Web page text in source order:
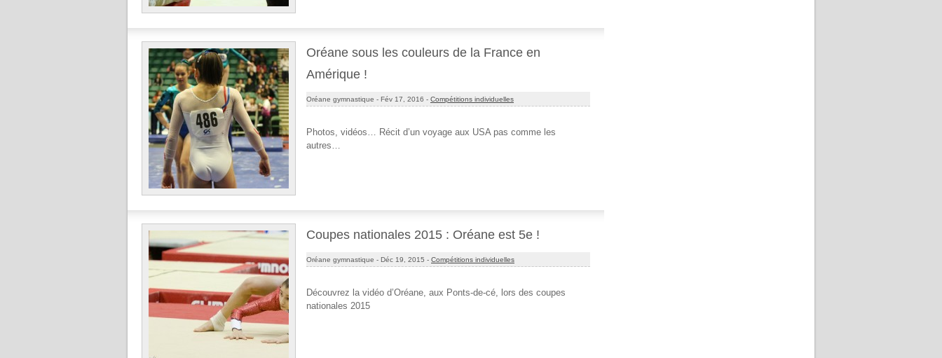
Oréane sous les couleurs de la France en
Amérique !
Oréane gymnastique - Fév 17, 2016 - Compétitions individuelles
Photos, vidéos… Récit d’un voyage aux USA pas comme les
autres…
Coupes nationales 2015 : Oréane est 5e !
Oréane gymnastique - Déc 19, 2015 - Compétitions individuelles
Découvrez la vidéo d’Oréane, aux Ponts-de-cé, lors des coupes
nationales 2015